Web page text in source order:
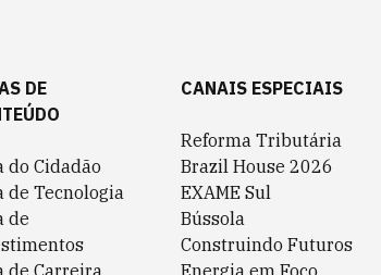
DE
do Cidadão
de Tecnologia
de
de Carreira
CANAIS ESPECIAIS
Reforma Tributária
Brazil House 2026
EXAME Sul
Bússola
Construindo Futuros
Energia em Foco